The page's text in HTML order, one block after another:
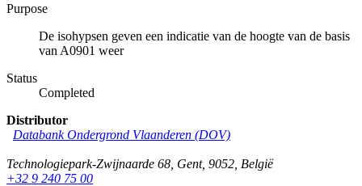
Purpose
De isohypsen geven een indicatie van de hoogte van de basis
van A0901 weer
Status
Completed
Distributor
Databank Ondergrond Vlaanderen (DOV)
Technologiepark-Zwijnaarde 68 Gent, 9052 België
+32 9 240 75 00